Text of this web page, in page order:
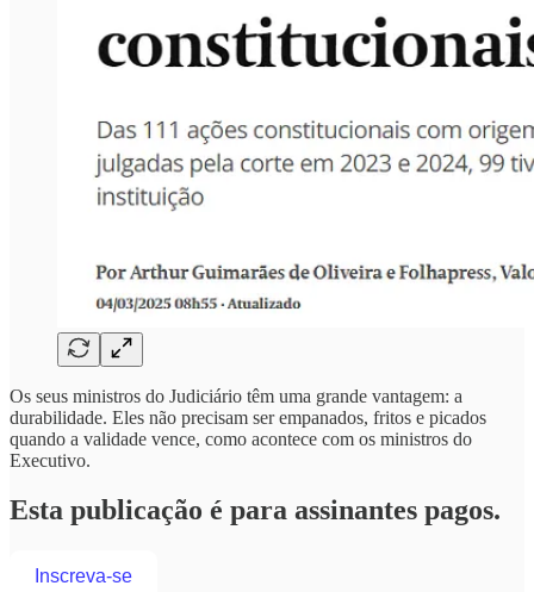
Os seus ministros do Judiciário têm uma grande vantagem: a
durabilidade. Eles não precisam ser empanados, fritos e picados
quando a validade vence, como acontece com os ministros do
Executivo.
Esta publicação é para assinantes pagos.
Inscreva-se